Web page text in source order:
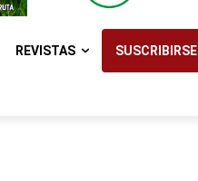
REVISTAS SUSCRIBIRSE